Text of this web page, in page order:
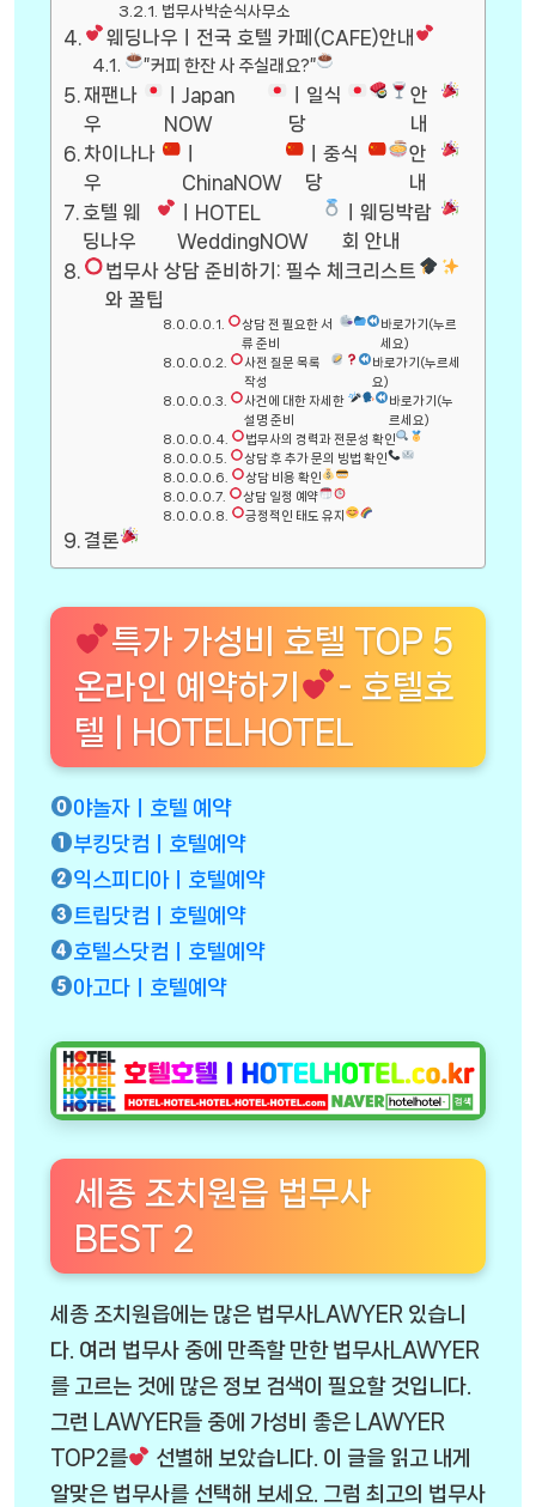
법무사박순식사무소
웨딩나우ㅣ전국 호텔 카페(CAFE)안내
”커피 한잔 사 주실래요?”
재팬나
우
ㅣJapan
NOW
ㅣ일식
당
안
내
차이나나
우
ChinaNOW
ㅣ중식
당
안
내
호텔 웨
딩나우
ㅣHOTEL
WeddingNOW
ㅣ웨딩박람
회 안내
법무사 상담 준비하기: 필수 체크리스트
와 꿀팁
상담 전 필요한 서
류 준비
바로가기(누르
세요)
사전 질문 목록
작성
바로가기(누르세
요)
사건에 대한 자세한
설명 준비
바로가기(누
르세요)
법무사의 경력과 전문성 확인
상담 후 추가 문의 방법 확인
상담 비용 확인
상담 일정 예약
긍정적인 태도 유지
결론
특가 가성비 호텔 TOP 5
온라인 예약하기
- 호텔호
텔 | HOTELHOTEL
야놀자ㅣ호텔 예약
부킹닷컴ㅣ호텔예약
익스피디아ㅣ호텔예약
트립닷컴ㅣ호텔예약
호텔스닷컴ㅣ호텔예약
아고다ㅣ호텔예약
세종 조치원읍 법무사
BEST 2
세종 조치원읍에는 많은 법무사LAWYER 있습니
다. 여러 법무사 중에 만족할 만한 법무사LAWYER
를 고르는 것에 많은 정보 검색이 필요할 것입니다.
그런 LAWYER들 중에 가성비 좋은 LAWYER
TOP2를
선별해 보았습니다. 이 글을 읽고 내게
알맞은 법무사를 선택해 보세요. 그럼 최고의 법무사